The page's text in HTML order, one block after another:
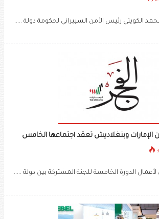
الكويتي رئيس الأمن السيبراني لحكومة دولة .....
الإمارات وبنغلاديش تعقد اجتماعها الخامس
لأعمال الدورة الخامسة للجنة المشتركة بين دولة .....